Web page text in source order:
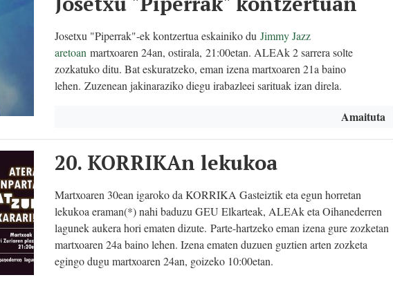
Josetxu "Piperrak"-ek kontzertua eskainiko du Jimmy Jazz
aretoan martxoaren 24an, ostirala, 21:00etan. ALEAk 2 sarrera solte
zozkatuko ditu. Bat eskuratzeko, eman izena martxoaren 21a baino
lehen. Zuzenean jakinaraziko diegu irabazleei sarituak izan direla.
Amaituta
20. KORRIKAn lekukoa
Martxoaren 30ean igaroko da KORRIKA Gasteiztik eta egun horretan
lekukoa eraman(*) nahi baduzu GEU Elkarteak, ALEAk eta Oihanederren
lagunek aukera hori ematen dizute. Parte-hartzeko eman izena gure zozketan
martxoaren 24a baino lehen. Izena ematen duzuen guztien arten zozketa
egingo dugu martxoaren 24an, goizeko 10:00etan.